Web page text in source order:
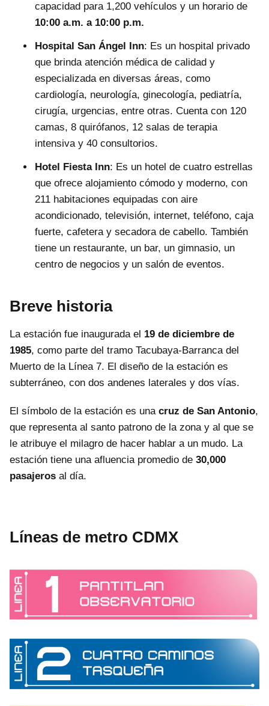
capacidad para 1,200 vehículos y un horario de
10:00 a.m. a 10:00 p.m.
Hospital San Ángel Inn: Es un hospital privado
que brinda atención médica de calidad y
especializada en diversas áreas, como
cardiología, neurología, ginecología, pediatría,
cirugía, urgencias, entre otras. Cuenta con 120
camas, 8 quirófanos, 12 salas de terapia
intensiva y 40 consultorios.
Hotel Fiesta Inn: Es un hotel de cuatro estrellas
que ofrece alojamiento cómodo y moderno, con
211 habitaciones equipadas con aire
acondicionado, televisión, internet, teléfono, caja
fuerte, cafetera y secadora de cabello. También
tiene un restaurante, un bar, un gimnasio, un
centro de negocios y un salón de eventos.
Breve historia
La estación fue inaugurada el 19 de diciembre de
1985, como parte del tramo Tacubaya-Barranca del
Muerto de la Línea 7. El diseño de la estación es
subterráneo, con dos andenes laterales y dos vías.
El símbolo de la estación es una cruz de San Antonio,
que representa al santo patrono de la zona y al que se
le atribuye el milagro de hacer hablar a un mudo. La
estación tiene una afluencia promedio de 30,000
pasajeros al día.
Líneas de metro CDMX